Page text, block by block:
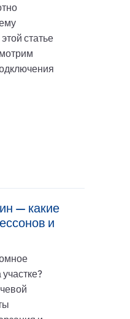
статье
— какие
и